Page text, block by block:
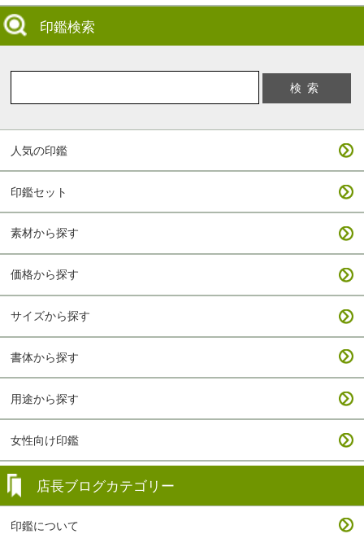
印鑑検索
人気の印鑑
印鑑セット
素材から探す
価格から探す
サイズから探す
書体から探す
用途から探す
女性向け印鑑
店長ブログカテゴリー
印鑑について